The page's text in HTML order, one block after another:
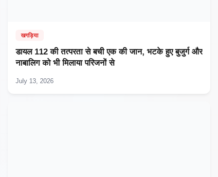
खगड़िया
डायल 112 की तत्परता से बची एक की जान, भटके हुए बुजुर्ग और
नाबालिग को भी मिलाया परिजनों से
July 13, 2026